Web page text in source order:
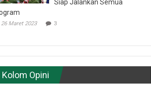
Siap Jalankan Semua
26 Maret 2023 3
Kolom Opini